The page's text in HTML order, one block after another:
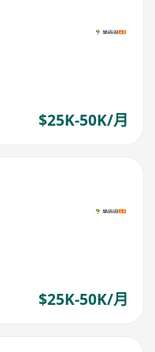
$25K-50K/月
$25K-50K/月